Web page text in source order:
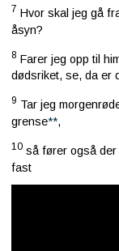
7 Hvor skal jeg gå
åsyn?
8 Farer jeg opp til
dødsriket, se, da er
9 Tar jeg
grense**,
10 så fører også der
fast